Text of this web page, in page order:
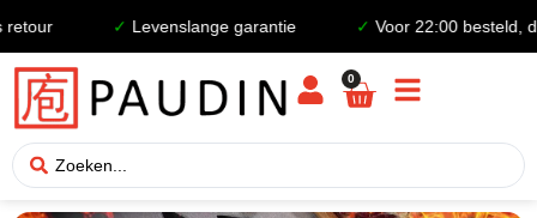
Levenslange garantie Voor 22:00 besteld,
0